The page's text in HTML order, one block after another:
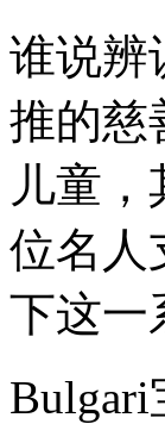
谁说辨
推的慈
儿童，
位名人
下这一
Bulgari